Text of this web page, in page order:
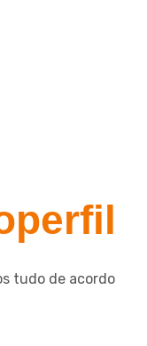
tudo de acordo